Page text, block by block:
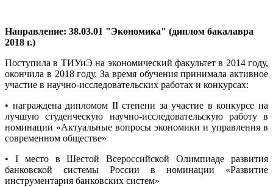
Направление: 38.03.01 "Экономика" (диплом бакалавра
2018 г.)
Поступила в ТИУиЭ на экономический факультет в 2014 году,
окончила в 2018 году. За время обучения принимала активное
участие в научно-исследовательских работах и конкурсах:
• награждена дипломом II cтепени за участие в конкурсе на
лучшую студенческую научно-исследовательскую работу в
номинации «Актуальные вопросы экономики и управления в
современном обществе»
• I место в Шестой Всероссийской Олимпиаде развития
банковской системы России в номинации «Развитие
инструментария банковских систем»